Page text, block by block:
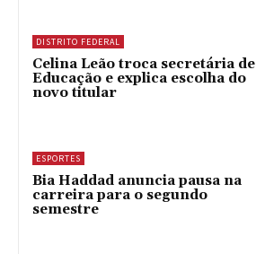
DISTRITO FEDERAL
Celina Leão troca secretária de
Educação e explica escolha do
novo titular
ESPORTES
Bia Haddad anuncia pausa na
carreira para o segundo
semestre